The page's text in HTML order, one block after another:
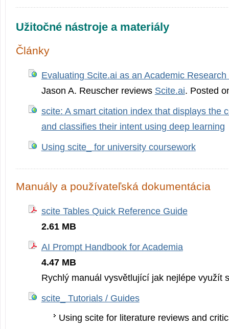
Užitočné nástroje a materiály
Články
Evaluating Scite.ai as an Academic Research
Jason A. Reuscher reviews Scite.ai. Posted
scite: A smart citation index that displays the
and classifies their intent using deep learning
Using scite_ for university coursework
Manuály a používateľská dokumentácia
scite Tables Quick Reference Guide
2.61 MB
AI Prompt Handbook for Academia
4.47 MB
Rychlý manuál vysvětlující jak nejlépe využít
scite_ Tutorials / Guides
Using scite for literature reviews and